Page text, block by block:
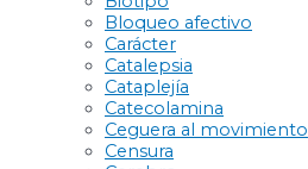
Bloqueo afectivo
Carácter
Catalepsia
Cataplejía
Catecolamina
Ceguera al movimiento
Censura